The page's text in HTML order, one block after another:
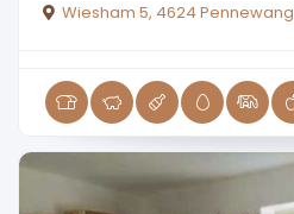
Wiesham 5, 4624 Pennewang